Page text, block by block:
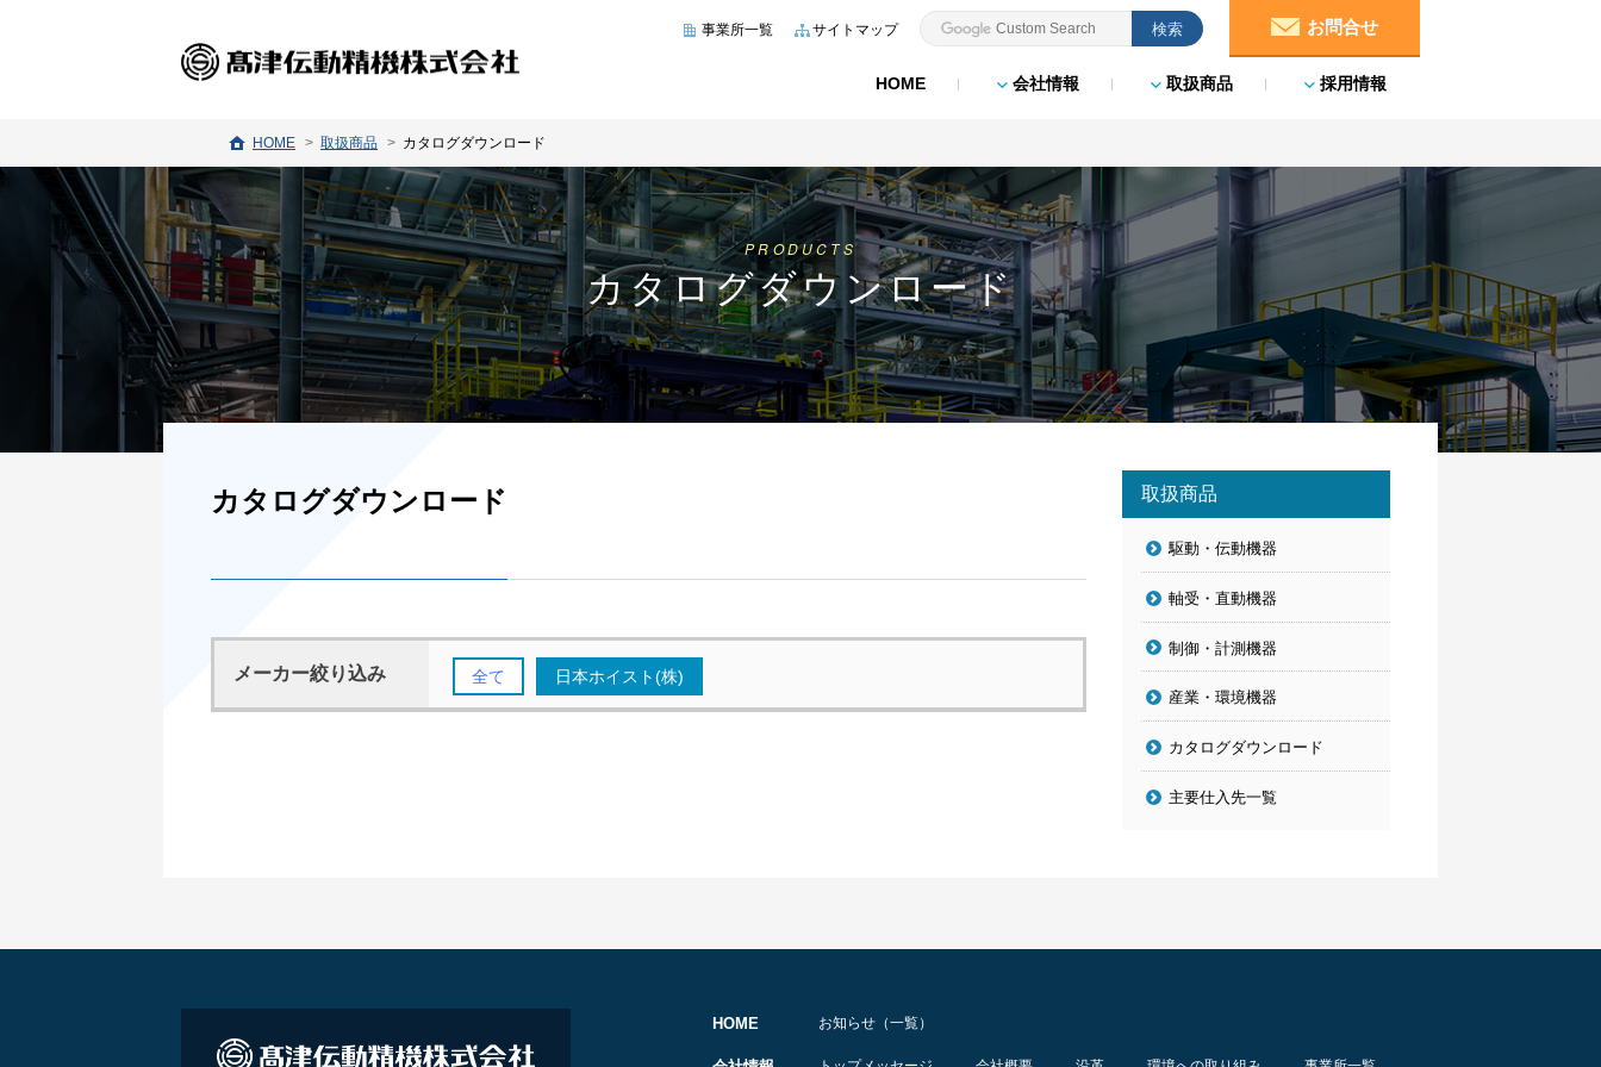
HOME 会社情報 取扱商品 採用情報
事業所一覧 サイトマップ お問合せ
HOME 取扱商品 カタログダウンロード
PRODUCTS
カタログダウンロード
カタログダウンロード
メーカー絞り込み 全て 日本ホイスト(株)
取扱商品
駆動・伝動機器
軸受・直動機器
制御・計測機器
産業・環境機器
カタログダウンロード
主要仕入先一覧
HOME お知らせ（一覧）